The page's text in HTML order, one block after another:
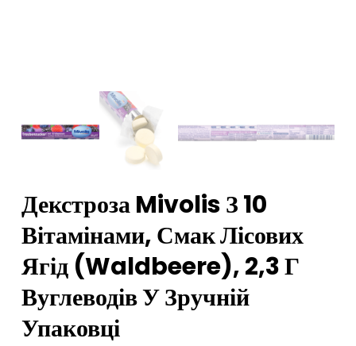
Декстроза Mivolis З 10
Вітамінами, Смак Лісових
Ягід (Waldbeere), 2,3 Г
Вуглеводів У Зручній
Упаковці